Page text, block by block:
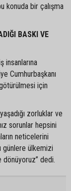
konuda bir çalışma
BASKI VE
insanlarına
Cumhurbaşkanı
için
zorluklar ve
sorunlar hepsini
neticelerini
günlere ülkemizi
dönüyoruz” dedi.